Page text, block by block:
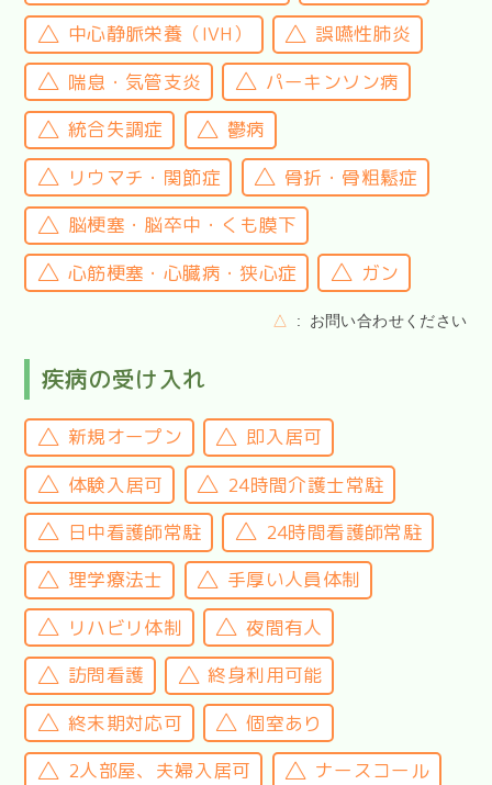
中心静脈栄養（IVH）
誤嚥性肺炎
喘息・気管支炎
パーキンソン病
統合失調症
鬱病
リウマチ・関節症
骨折・骨粗鬆症
脳梗塞・脳卒中・くも膜下
心筋梗塞・心臓病・狭心症
ガン
△ お問い合わせください
疾病の受け入れ
新規オープン
即入居可
体験入居可
24時間介護士常駐
日中看護師常駐
24時間看護師常駐
理学療法士
手厚い人員体制
リハビリ体制
夜間有人
訪問看護
終身利用可能
終末期対応可
個室あり
2人部屋、夫婦入居可
ナースコール